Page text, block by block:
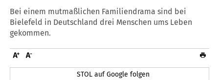
Bei einem mutmaßlichen Familiendrama sind bei
Bielefeld in Deutschland drei Menschen ums Leben
gekommen.
STOL auf Google folgen